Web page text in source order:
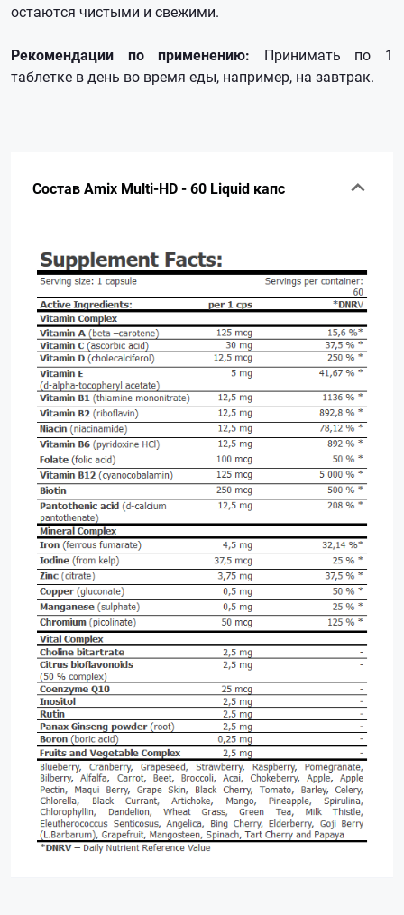
остаются чистыми и свежими.
Рекомендации по применению: Принимать по 1
таблетке в день во время еды, например, на завтрак.
Состав Amix Multi-HD - 60 Liquid капс